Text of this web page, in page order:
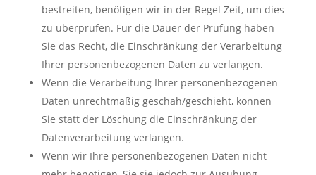
bestreiten, benötigen wir in der Regel Zeit, um dies
zu überprüfen. Für die Dauer der Prüfung haben
Sie das Recht, die Einschränkung der Verarbeitung
Ihrer personenbezogenen Daten zu verlangen.
Wenn die Verarbeitung Ihrer personenbezogenen
Daten unrechtmäßig geschah/geschieht, können
Sie statt der Löschung die Einschränkung der
Datenverarbeitung verlangen.
Wenn wir Ihre personenbezogenen Daten nicht